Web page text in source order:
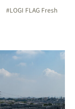
LOGI FLAG Fresh